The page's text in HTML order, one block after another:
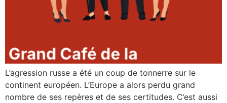
L’agression russe a été un coup de tonnerre sur le
continent européen. L’Europe a alors perdu grand
nombre de ses repères et de ses certitudes. C’est aussi